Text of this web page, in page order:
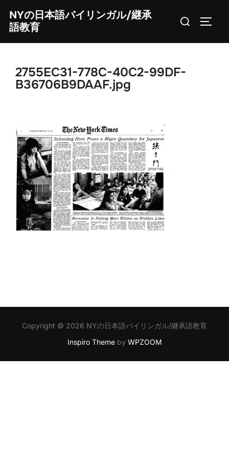
content
NYの日本語バイリンガル/継承
語教育
Search
2755EC31-778C-40C2-99DF-
B36706B9DAAF.jpg
Copyright © 2026 NYの日本語バイリンガル/継承語教育
Inspiro Themeby WPZOOM